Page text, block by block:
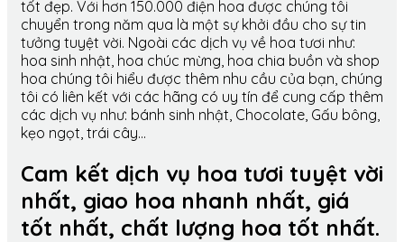
tốt đẹp. Với hơn 150.000 điện hoa được chúng tôi
chuyển trong năm qua là một sự khởi đầu cho sự tin
tưởng tuyệt vời. Ngoài các dịch vụ về hoa tươi như:
hoa sinh nhật, hoa chúc mừng, hoa chia buồn và shop
hoa chúng tôi hiểu được thêm nhu cầu của bạn, chúng
tôi có liên kết với các hãng có uy tín để cung cấp thêm
các dịch vụ như: bánh sinh nhật, Chocolate, Gấu bông,
kẹo ngọt, trái cây…
Cam kết dịch vụ hoa tươi tuyệt vời
nhất, giao hoa nhanh nhất, giá
tốt nhất, chất lượng hoa tốt nhất.